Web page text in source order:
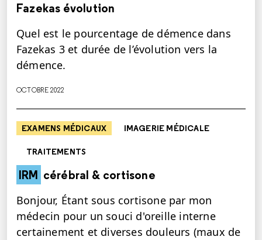
Fazekas évolution
Quel est le pourcentage de démence dans
Fazekas 3 et durée de l’évolution vers la
démence.
OCTOBRE 2022
EXAMENS MÉDICAUX IMAGERIE MÉDICALE
TRAITEMENTS
IRM cérébral & cortisone
Bonjour, Étant sous cortisone par mon
médecin pour un souci d'oreille interne
certainement et diverses douleurs (maux de